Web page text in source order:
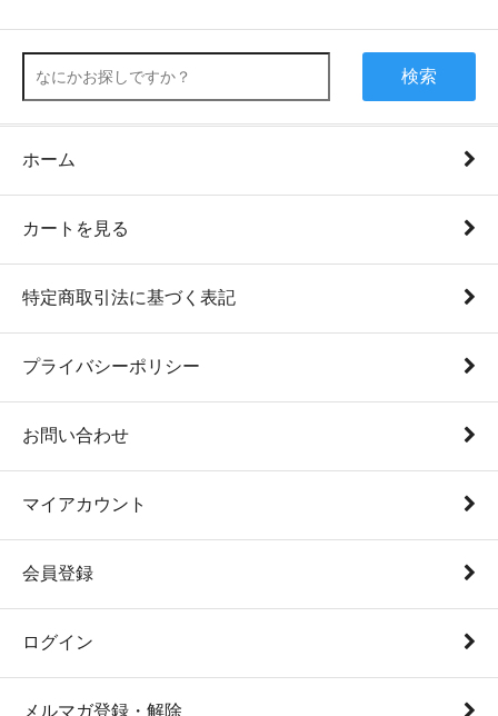
検索
ホーム
カートを見る
特定商取引法に基づく表記
プライバシーポリシー
お問い合わせ
マイアカウント
会員登録
ログイン
メルマガ登録・解除